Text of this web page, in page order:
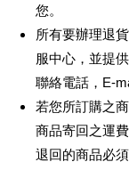
您。
所有要辦理退
服中心，並提
聯絡電話，E-
若您所訂購之
商品寄回之運費
退回的商品必